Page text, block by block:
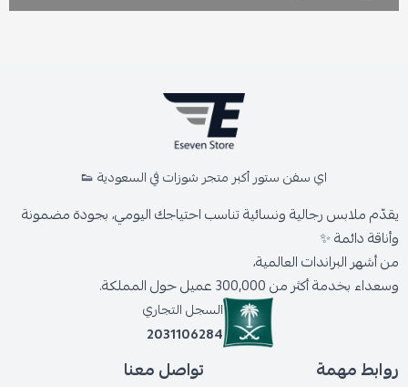
اي سفن ستور أكبر متجر شوزات في السعودية 👟
يقدّم ملابس رجالية ونسائية تناسب احتياجك اليومي، بجودة مضمونة
وأناقة دائمة ✨
من أشهر البراندات العالمية،
وسعداء بخدمة أكثر من 300,000 عميل حول المملكة.
السجل التجاري
2031106284
روابط مهمة تواصل معنا